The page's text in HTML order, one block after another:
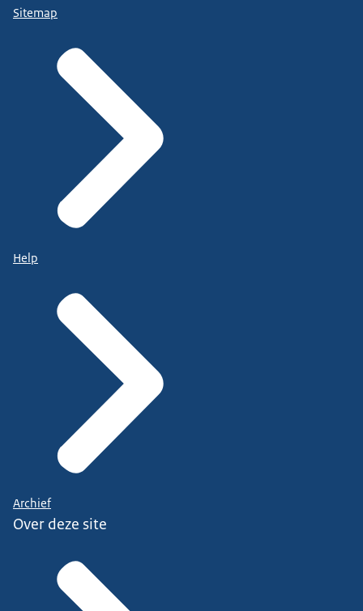
Sitemap
Help
Archief
Over deze site